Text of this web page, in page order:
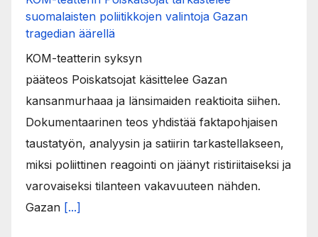
suomalaisten poliitikkojen valintoja Gazan
tragedian äärellä
KOM-teatterin syksyn
pääteos Poiskatsojat käsittelee Gazan
kansanmurhaaa ja länsimaiden reaktioita siihen.
Dokumentaarinen teos yhdistää faktapohjaisen
taustatyön, analyysin ja satiirin tarkastellakseen,
miksi poliittinen reagointi on jäänyt ristiriitaiseksi ja
varovaiseksi tilanteen vakavuuteen nähden.
Gazan [...]